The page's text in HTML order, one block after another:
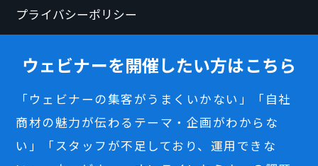
プライバシーポリシー
ウェビナーを開催したい方はこちら
「ウェビナーの集客がうまくいかない」「自社
商材の魅力が伝わるテーマ・企画がわからな
い」「スタッフが不足しており、運用できな